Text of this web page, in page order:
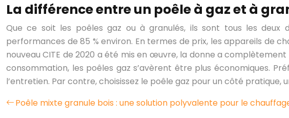
La différence entre un poêle à gaz et à
Que ce soit les poêles gaz ou à granulés, ils sont tous les
performances de 85 % environ. En termes de prix, les appareils de
nouveau CITE de 2020 a été mis en œuvre, la donne a
consommation, les poêles gaz s’avèrent être plus économiques.
l’entretien. Par contre, choisissez le poêle gaz pour un côté
Poêle mixte granule bois : une solution polyvalente pour le